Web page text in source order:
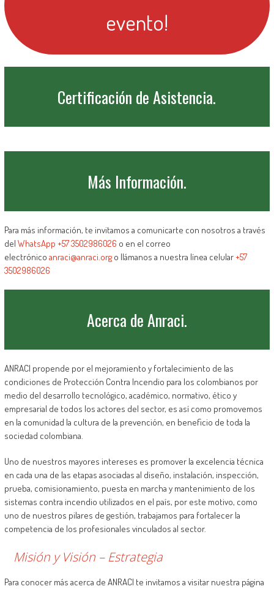
evento!
Certificación de Asistencia.
Más Información.
Para más información, te invitamos a comunicarte con nosotros a través
del WhatsApp +573502986026 o en el correo
electrónico anraci@anraci.orgo llámanos a nuestra línea celular+57
3502986026
Acerca de Anraci.
ANRACI propende por el mejoramiento y fortalecimiento de las
condiciones de Protección Contra Incendio para los colombianos por
medio del desarrollo tecnológico, académico, normativo, ético y
empresarial de todos los actores del sector, es así como promovemos
en la comunidad la cultura de la prevención, en beneficio de toda la
sociedad colombiana.
Uno de nuestros mayores intereses es promover la excelencia técnica
en cada una de las etapas asociadas al diseño, instalación, inspección,
prueba, comisionamiento, puesta en marcha y mantenimiento de los
sistemas contra incendio utilizados en el país, por este motivo, como
uno de nuestros pilares de gestión, trabajamos para fortalecer la
competencia de los profesionales vinculados al sector.
Misión y Visión – Estrategia
Para conocer más acerca de ANRACI te invitamos a visitar nuestra página